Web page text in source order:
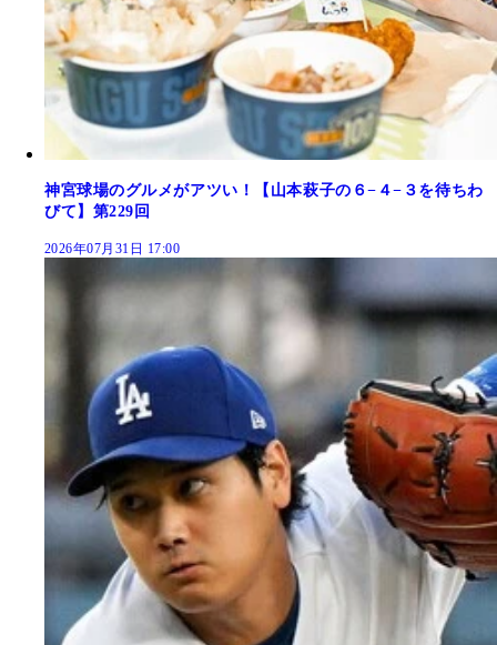
神宮球場のグルメがアツい！【山本萩子の６−４−３を待ちわ
びて】第229回
2026年07月31日 17:00